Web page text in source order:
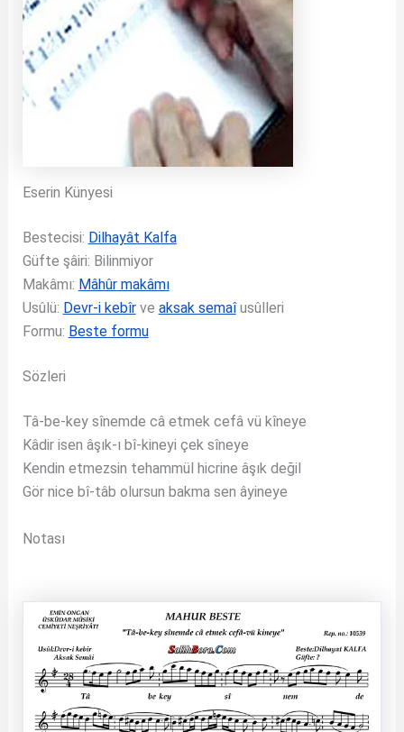
Eserin Künyesi
Bestecisi: Dilhayât Kalfa
Güfte şâiri: Bilinmiyor
Makâmı: Mâhûr makâmı
Usûlü: Devr-i kebîrve aksak semaîusûlleri
Formu: Beste formu
Sözleri
Tâ-be-key sînemde câ etmek cefâ vü kîneye
Kâdir isen âşık-ı bî-kineyi çek sîneye
Kendin etmezsin tehammül hicrine âşık değil
Gör nice bî-tâb olursun bakma sen âyineye
Notası